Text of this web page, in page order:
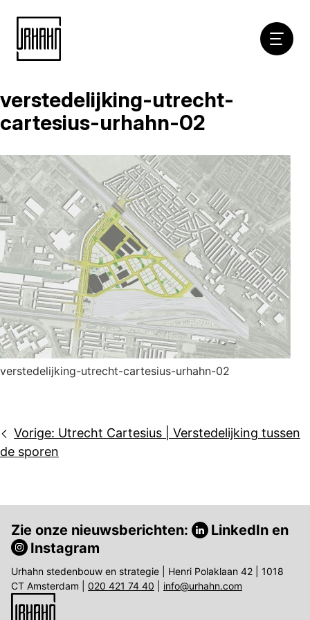
Naar
verstedelijking-utrecht-
cartesius-urhahn-02
verstedelijking-utrecht-cartesius-urhahn-02
Bericht
navigatie
Vorige: Utrecht Cartesius | Verstedelijking tussen
de sporen
Zie onze nieuwsberichten: LinkedIn en
Instagram
Urhahn stedenbouw en strategie | Henri Polaklaan 42 | 1018
CT Amsterdam | 020 421 74 40 info@urhahn.com